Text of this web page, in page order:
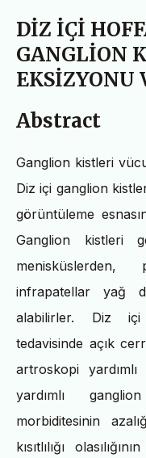
DİZ İÇİ
GANGLİON
EKSİZYONU
Abstract
Ganglion kistleri
Diz içi ganglion
görüntüleme
Ganglion kistleri
infrapatellar yağ
alabilirler. Diz
tedavisinde açık
artroskopi
yardımlı
morbiditesinin
kısıtlılığı